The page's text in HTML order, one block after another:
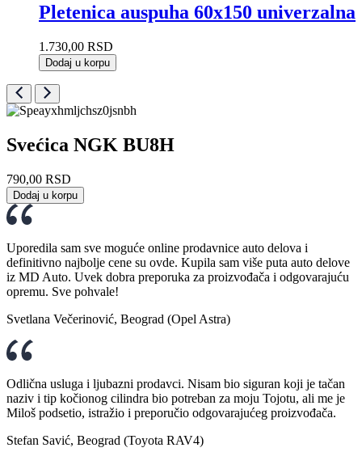
Pletenica auspuha 60x150 univerzalna
1.730,00 RSD
Dodaj u korpu
Svećica NGK BU8H
790,00 RSD
Dodaj u korpu
Uporedila sam sve moguće online prodavnice auto delova i
definitivno najbolje cene su ovde. Kupila sam više puta auto delove
iz MD Auto. Uvek dobra preporuka za proizvođača i odgovarajuću
opremu. Sve pohvale!
Svetlana Večerinović, Beograd (Opel Astra)
Odlična usluga i ljubazni prodavci. Nisam bio siguran koji je tačan
naziv i tip kočionog cilindra bio potreban za moju Tojotu, ali me je
Miloš podsetio, istražio i preporučio odgovarajućeg proizvođača.
Stefan Savić, Beograd (Toyota RAV4)